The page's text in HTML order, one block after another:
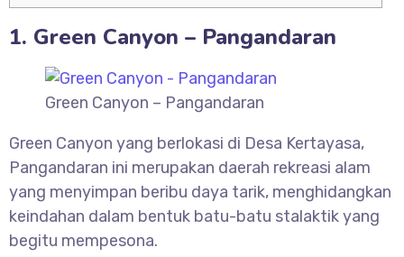
1. Green Canyon – Pangandaran
Green Canyon – Pangandaran
Green Canyon yang berlokasi di Desa Kertayasa,
Pangandaran ini merupakan daerah rekreasi alam
yang menyimpan beribu daya tarik, menghidangkan
keindahan dalam bentuk batu-batu stalaktik yang
begitu mempesona.